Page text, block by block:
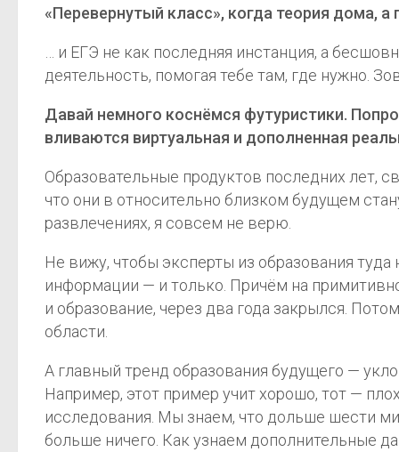
«Перевернутый класс», когда теория дома,
… и ЕГЭ не как последняя инстанция, а
деятельность, помогая тебе там, где нужно.
Давай немного коснёмся футуристики.
вливаются виртуальная и дополненная
Образовательные продуктов последних лет,
что они в относительно близком будущем
развлечениях, я совсем не верю.
Не вижу, чтобы эксперты из образования
информации — и только. Причём на
и образование, через два года закрылся.
области.
А главный тренд образования будущего —
Например, этот пример учит хорошо, тот —
исследования. Мы знаем, что дольше шести
больше ничего. Как узнаем дополнительные